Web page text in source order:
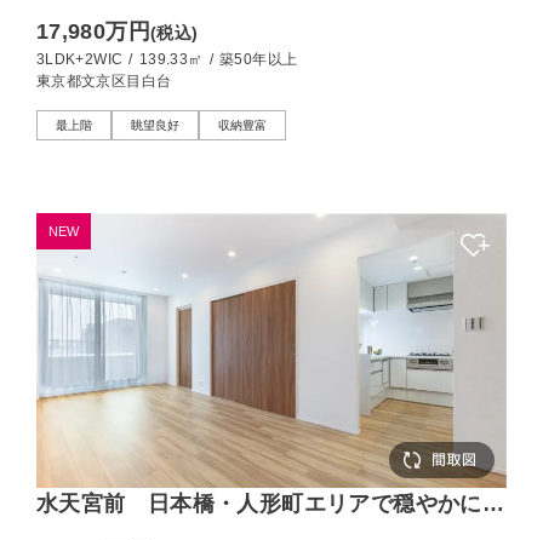
17,980万円(税込)
3LDK+2WIC / 139.33㎡ / 築50年以上
東京都文京区目白台
最上階 眺望良好 収納豊富
NEW
水天宮前 日本橋・人形町エリアで穏やかに暮